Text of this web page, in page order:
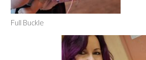
Full Buckle